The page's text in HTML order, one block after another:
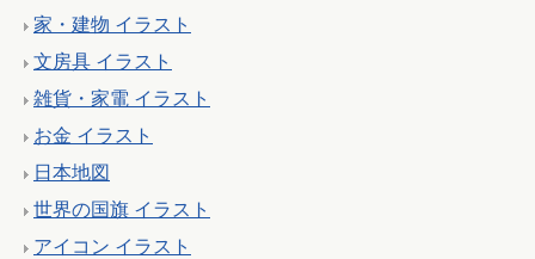
家・建物 イラスト
文房具 イラスト
雑貨・家電 イラスト
お金 イラスト
日本地図
世界の国旗 イラスト
アイコン イラスト